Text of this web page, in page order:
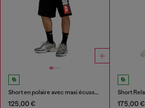
Short en polaire avec maxi écusson logo
125,00 € 175,00 €